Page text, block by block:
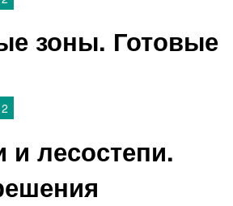
зоны. Готовые
и лесостепи.